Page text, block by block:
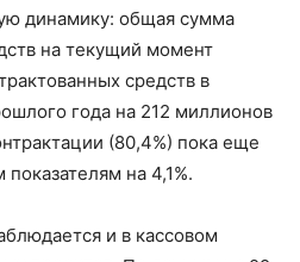
динамику: общая сумма
на текущий момент
средств в
года на 212 миллионов
(80,4%) пока еще
на 4,1%.
и в кассовом